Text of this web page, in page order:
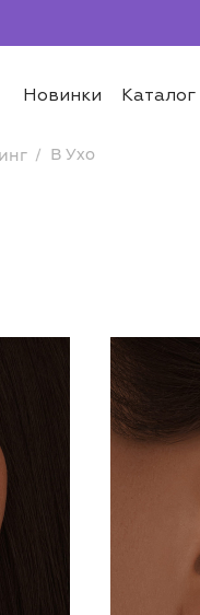
Новинки Каталог
В Ухо